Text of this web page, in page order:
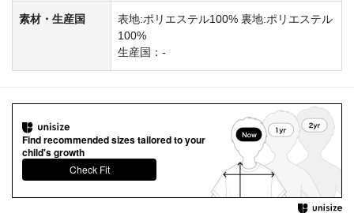
素材・生産国
表地:ポリエステル100% 裏地:ポリエステル
100%
生産国：-
Find recommended sizes tailored to your
child's growth
Check Fit